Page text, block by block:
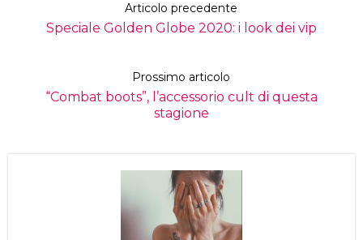
Articolo precedente
Speciale Golden Globe 2020: i look dei vip
Prossimo articolo
“Combat boots”, l’accessorio cult di questa
stagione